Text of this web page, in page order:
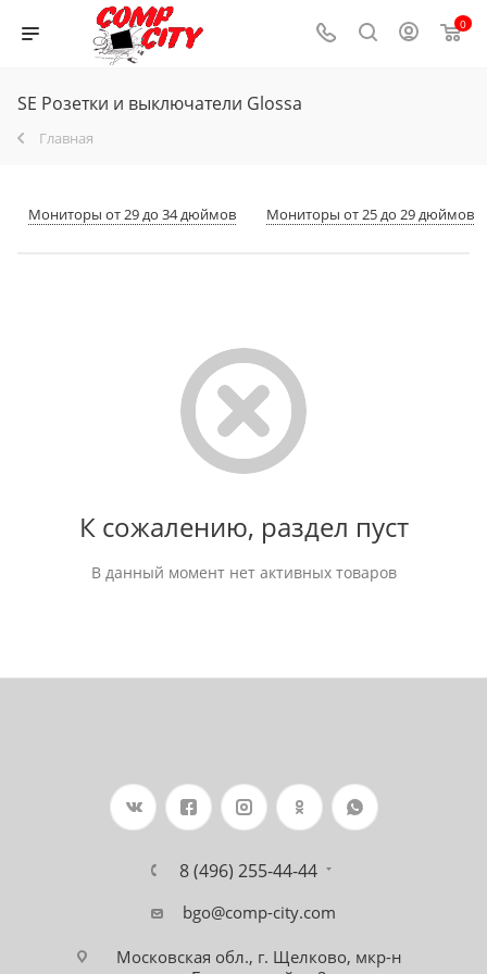
0
SE Розетки и выключатели Glossa
Главная
Мониторы от 29 до 34 дюймов Мониторы от 25 до 29 дюймов
К сожалению, раздел пуст
В данный момент нет активных товаров
8 (496) 255-44-44
bgo@comp-city.com
Московская обл., г. Щелково, мкр-н